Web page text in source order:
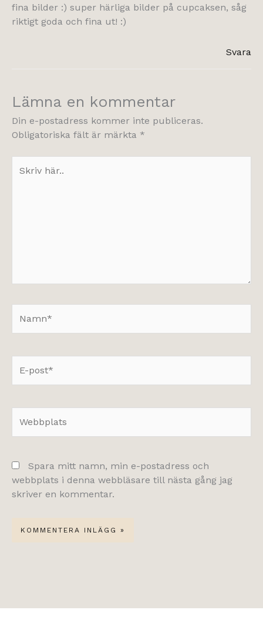
fina bilder :) super härliga bilder på cupcaksen, såg
riktigt goda och fina ut! :)
Svara
Lämna en kommentar
Din e-postadress kommer inte publiceras.
Obligatoriska fält är märkta *
här..
post*
Spara mitt namn, min e-postadress och
webbplats i denna webbläsare till nästa gång jag
skriver en kommentar.